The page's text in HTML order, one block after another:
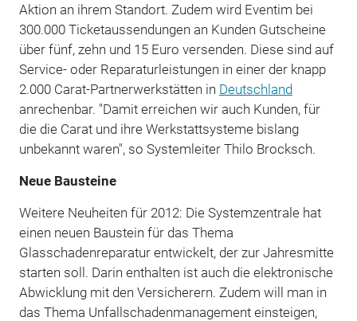
Aktion an ihrem Standort. Zudem wird Eventim bei
300.000 Ticketaussendungen an Kunden Gutscheine
über fünf, zehn und 15 Euro versenden. Diese sind auf
Service- oder Reparaturleistungen in einer der knapp
2.000 Carat-Partnerwerkstätten in Deutschland
anrechenbar. "Damit erreichen wir auch Kunden, für
die die Carat und ihre Werkstattsysteme bislang
unbekannt waren", so Systemleiter Thilo Brocksch.
Neue Bausteine
Weitere Neuheiten für 2012: Die Systemzentrale hat
einen neuen Baustein für das Thema
Glasschadenreparatur entwickelt, der zur Jahresmitte
starten soll. Darin enthalten ist auch die elektronische
Abwicklung mit den Versicherern. Zudem will man in
das Thema Unfallschadenmanagement einsteigen,